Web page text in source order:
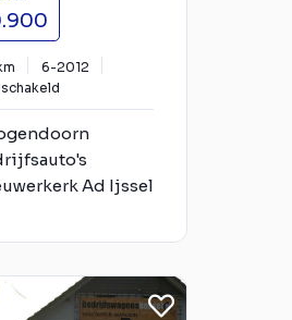
6-2012
Ad Ijssel